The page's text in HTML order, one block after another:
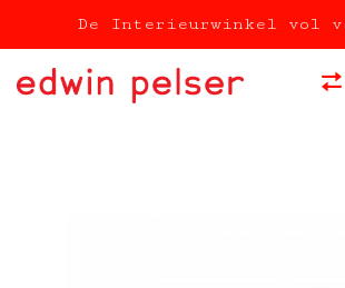
De Interieurwinkel vol